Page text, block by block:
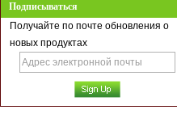
Подписываться
Получайте по почте обновления о
новых продуктах